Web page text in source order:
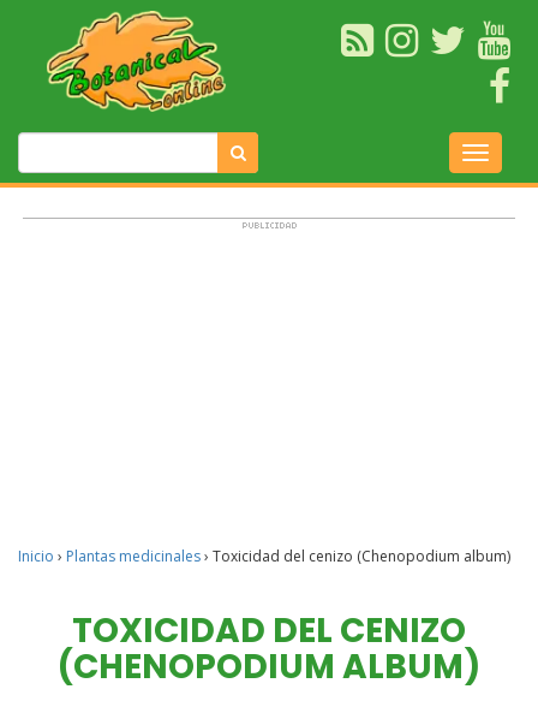
Inicio › Plantas medicinales› Toxicidad del cenizo (Chenopodium album)
TOXICIDAD DEL CENIZO
(CHENOPODIUM ALBUM)